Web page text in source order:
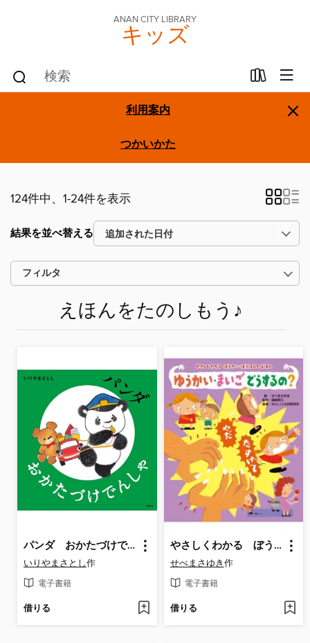
ANAN CITY LIBRARY
キッズ
利用案内
つかいかた
×
124件中、1-24件を表示
結果を並べ替える
フィルタ
えほんをたのしもう♪
パンダ おかたづけでんしゃ
いりやまさとし作
電子書籍
借りる
やさしくわかる ぼうさい・ぼうはんのえほん ゆうかい・まいご どうするの?
せべまさゆき作
電子書籍
借りる